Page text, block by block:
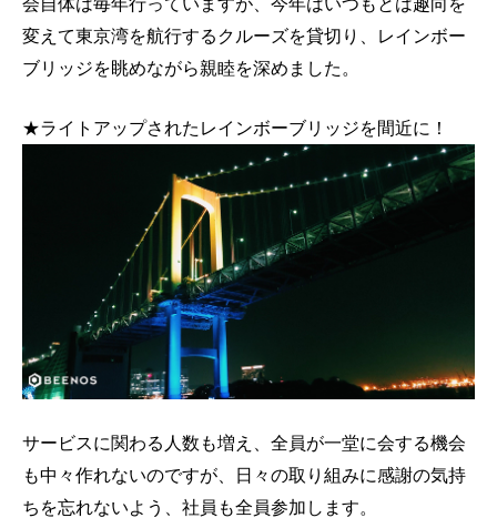
会自体は毎年行っていますが、今年はいつもとは趣向を
変えて東京湾を航行するクルーズを貸切り、レインボー
ブリッジを眺めながら親睦を深めました。
★ライトアップされたレインボーブリッジを間近に！
サービスに関わる人数も増え、全員が一堂に会する機会
も中々作れないのですが、日々の取り組みに感謝の気持
ちを忘れないよう、社員も全員参加します。